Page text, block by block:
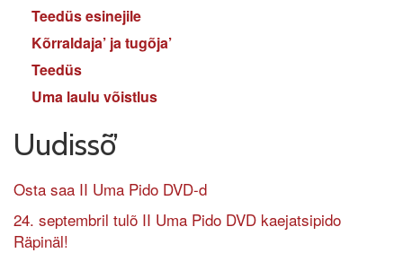
Teedüs esinejile
Kõrraldaja’ ja tugõja’
Teedüs
Uma laulu võistlus
Uudissõ’
Osta saa II Uma Pido DVD-d
24. septembril tulõ II Uma Pido DVD kaejatsipido
Räpinäl!